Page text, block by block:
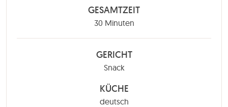
GESAMTZEIT
30Minuten
Minuten
GERICHT
Snack
KÜCHE
deutsch